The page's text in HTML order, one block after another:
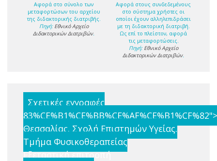
Αφορά στο σύνολο των
μεταφορτώσων του αρχείου
της διδακτορικής διατριβής.
Πηγή: Εθνικό Αρχείο
Διδακτορικών Διατριβών.
Αφορά στους συνδεδεμένους
στο σύστημα χρήστες οι
οποίοι έχουν αλληλεπιδράσει
με τη διδακτορική διατριβή.
Ως επί το πλείστον, αφορά
τις μεταφορτώσεις.
Πηγή: Εθνικό Αρχείο
Διδακτορικών Διατριβών.
Σχετικές εγγραφές
Θεσσαλίας. Σχολή Επιστημών Υγείας.
Τμήμα Φυσικοθεραπείας
Εξεταστική επιτροπή